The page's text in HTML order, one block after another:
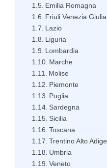
Emilia Romagna
Friuli Venezia Giulia
Lazio
Liguria
Lombardia
Marche
Molise
Piemonte
Puglia
Sardegna
Sicilia
Toscana
Trentino Alto Adige
Umbria
Veneto